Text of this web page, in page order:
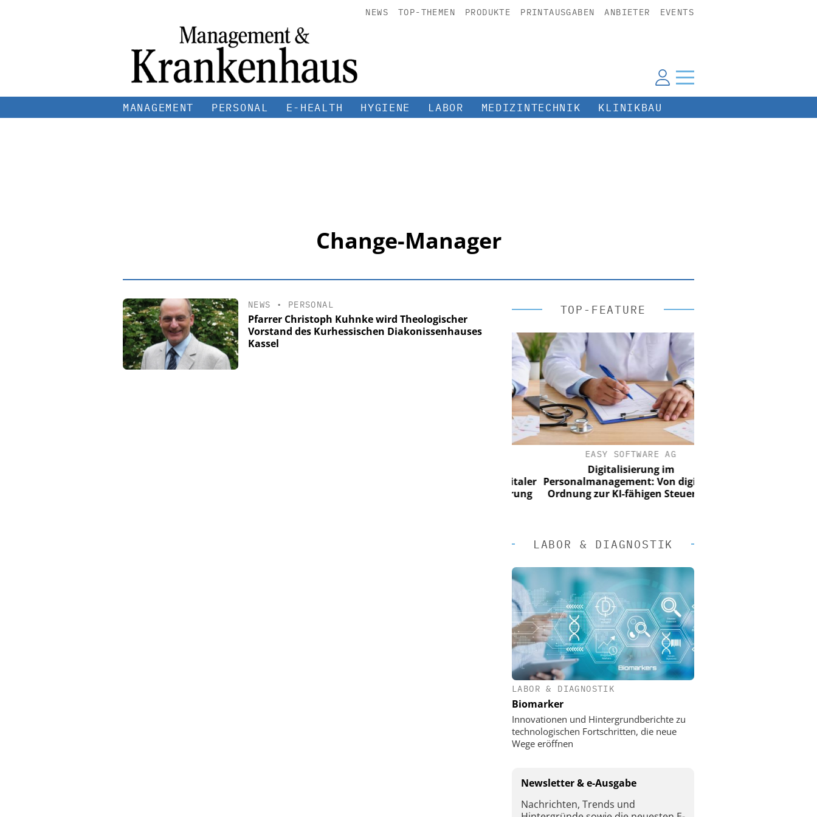
NEWS TOP-THEMEN PRODUKTE PRINTAUSGABEN ANBIETER EVENTS
MANAGEMENT PERSONAL E-HEALTH HYGIENE LABOR MEDIZINTECHNIK KLINIKBAU
Change-Manager
NEWS • PERSONAL
Pfarrer Christoph Kuhnke wird Theologischer
Vorstand des Kurhessischen Diakonissenhauses
Kassel
TOP-FEATURE
Personalmanagement: Von digitaler
EASY SOFTWARE AG
Digitalisierung im
Personalmanagement: Von digitaler
Ordnung zur KI-fähigen Steuerung
LABOR & DIAGNOSTIK
LABOR & DIAGNOSTIK
Biomarker
Innovationen und Hintergrundberichte zu
technologischen Fortschritten, die neue
Wege eröffnen
Newsletter & e-Ausgabe
Nachrichten, Trends und